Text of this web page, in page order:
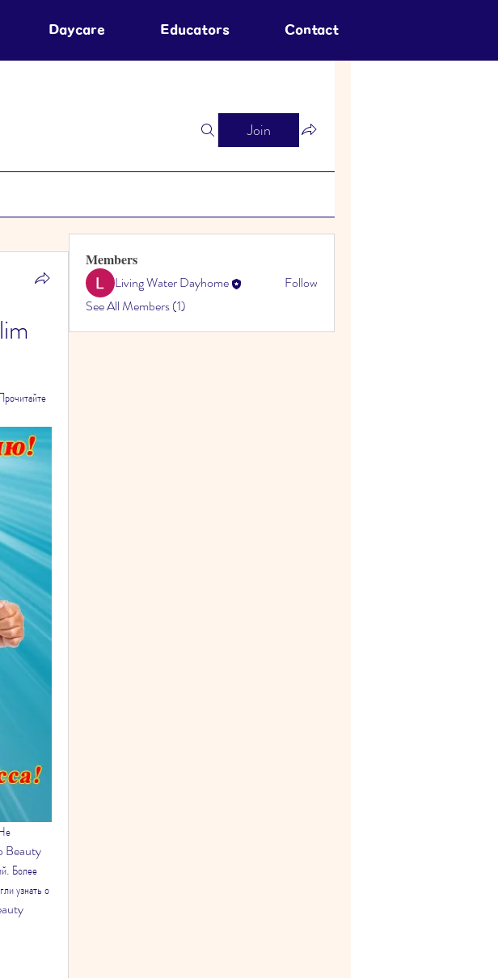
Daycare Educators Contact
Join
Beauty
Более
узнать о
Members
Living Water Dayhome
Follow
See All Members (1)